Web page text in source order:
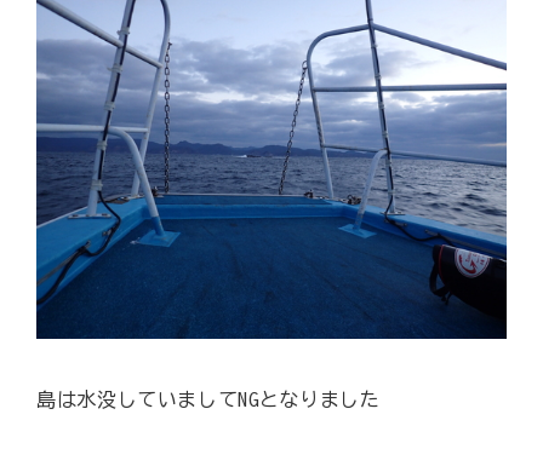
島は水没していましてNGとなりました